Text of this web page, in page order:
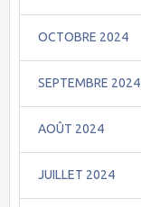
OCTOBRE 2024
SEPTEMBRE 2024
AOÛT 2024
JUILLET 2024